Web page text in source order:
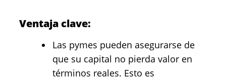
Ventaja clave:
Las pymes pueden asegurarse de
que su capital no pierda valor en
términos reales. Esto es